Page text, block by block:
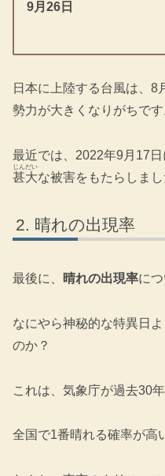
9月26日
日本に上陸する台風は、8
勢力が大きくなりがちです
最近では、2022年9月17日
甚大
じんだい
な被害をもたらしまし
晴れの出現率
最後に、 晴れの出現率につ
なにやら神秘的な特異日
のか？
これは、気象庁が過去30
全国で1番晴れる確率が高